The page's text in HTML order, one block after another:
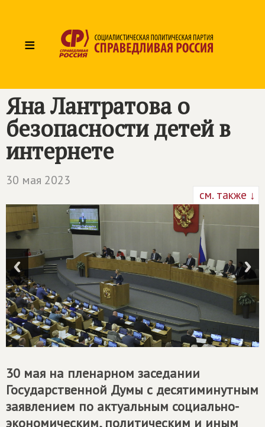
≡
Яна Лантратова о
безопасности детей в
интернете
30 мая 2023
см. также ↓
30 мая на пленарном заседании
Государственной Думы с десятиминутным
заявлением по актуальным социально-
экономическим, политическим и иным